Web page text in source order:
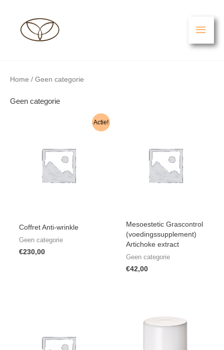
Home / Geen categorie
Geen categorie
Actie!
Coffret Anti-wrinkle
Geen categorie
€230,00
Mesoestetic Grascontrol
(voedingssupplement)
Artichoke extract
Geen categorie
€42,00